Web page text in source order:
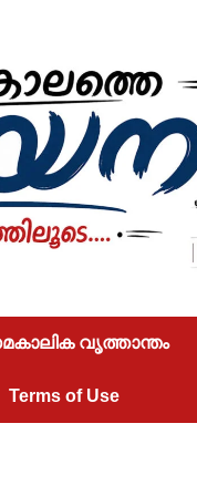
വൃത്താന്തം
Terms of Use